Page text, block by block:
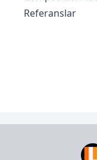
Referanslar